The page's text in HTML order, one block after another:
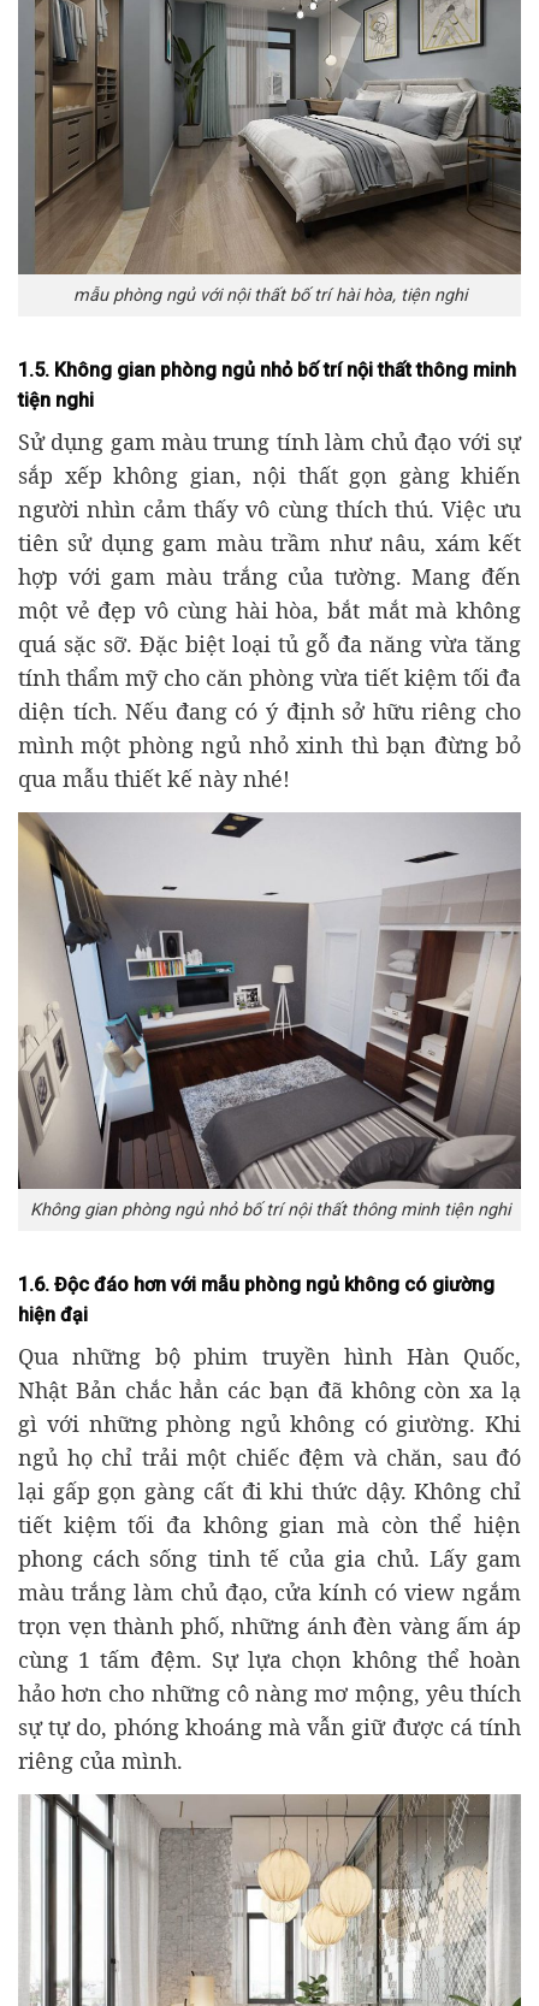
mẫu phòng ngủ với nội thất bố trí hài hòa, tiện nghi
1.5. Không gian phòng ngủ nhỏ bố trí nội thất thông minh
tiện nghi
Sử dụng gam màu trung tính làm chủ đạo với sự
sắp xếp không gian, nội thất gọn gàng khiến
người nhìn cảm thấy vô cùng thích thú. Việc ưu
tiên sử dụng gam màu trầm như nâu, xám kết
hợp với gam màu trắng của tường. Mang đến
một vẻ đẹp vô cùng hài hòa, bắt mắt mà không
quá sặc sỡ. Đặc biệt loại tủ gỗ đa năng vừa tăng
tính thẩm mỹ cho căn phòng vừa tiết kiệm tối đa
diện tích. Nếu đang có ý định sở hữu riêng cho
mình một phòng ngủ nhỏ xinh thì bạn đừng bỏ
qua mẫu thiết kế này nhé!
Không gian phòng ngủ nhỏ bố trí nội thất thông minh tiện nghi
1.6. Độc đáo hơn với mẫu phòng ngủ không có giường
hiện đại
Qua những bộ phim truyền hình Hàn Quốc,
Nhật Bản chắc hẳn các bạn đã không còn xa lạ
gì với những phòng ngủ không có giường. Khi
ngủ họ chỉ trải một chiếc đệm và chăn, sau đó
lại gấp gọn gàng cất đi khi thức dậy. Không chỉ
tiết kiệm tối đa không gian mà còn thể hiện
phong cách sống tinh tế của gia chủ. Lấy gam
màu trắng làm chủ đạo, cửa kính có view ngắm
trọn vẹn thành phố, những ánh đèn vàng ấm áp
cùng 1 tấm đệm. Sự lựa chọn không thể hoàn
hảo hơn cho những cô nàng mơ mộng, yêu thích
sự tự do, phóng khoáng mà vẫn giữ được cá tính
riêng của mình.